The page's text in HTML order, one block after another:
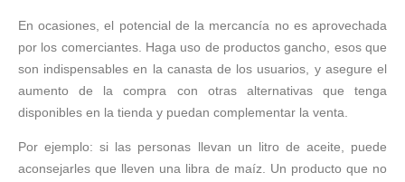
En ocasiones, el potencial de la mercancía no es aprovechada
por los comerciantes. Haga uso de productos gancho, esos que
son indispensables en la canasta de los usuarios, y asegure el
aumento de la compra con otras alternativas que tenga
disponibles en la tienda y puedan complementar la venta.
Por ejemplo: si las personas llevan un litro de aceite, puede
aconsejarles que lleven una libra de maíz. Un producto que no